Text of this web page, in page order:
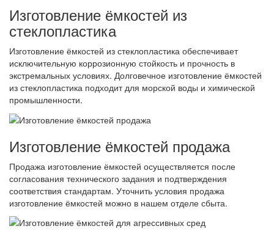
Изготовление ёмкостей из
стеклопластика
Изготовление ёмкостей из стеклопластика обеспечивает
исключительную коррозионную стойкость и прочность в
экстремальных условиях. Долговечное изготовление ёмкостей
из стеклопластика подходит для морской воды и химической
промышленности.
Изготовление ёмкостей продажа
Продажа изготовление ёмкостей осуществляется после
согласования технического задания и подтверждения
соответствия стандартам. Уточнить условия продажа
изготовление ёмкостей можно в нашем отделе сбыта.